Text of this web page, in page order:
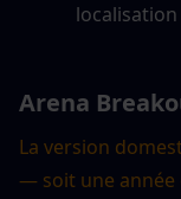
localisation
Arena
La version
— soit une année